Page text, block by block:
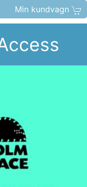
Min kundvagn